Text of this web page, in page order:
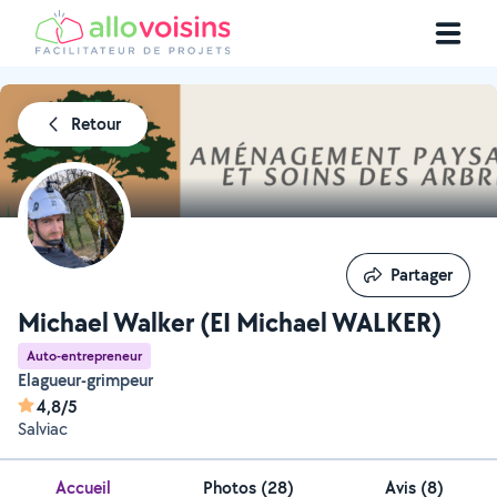
Retour
Michael Walker (EI Michael WALKER)
Auto-entrepreneur
Elagueur-grimpeur
4,8/5
Salviac
Partager
Partager
Accueil Photos (28) Avis (8)